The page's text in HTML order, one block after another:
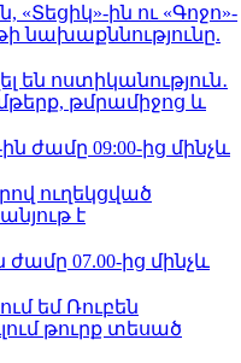
«Տեցիկ»-ին ու «Գոջո»-
նախաքննությունը.
են ոստիկանություն․
թմրամիջոց և
ժամը 09:00-ից մինչև
ուղեկցված
է
ժամը 07.00-ից մինչև
եմ Ռուբեն
թուրք տեսած